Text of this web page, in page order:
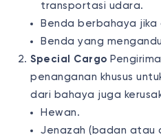
transportasi udara.
Benda berbahaya jika
Benda yang
Special Cargo
penanganan khusus
dari bahaya juga
Hewan.
Jenazah (badan atau